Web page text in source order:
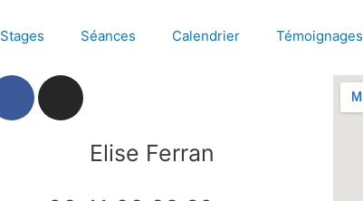
Stages Séances Calendrier Témoignages
F
I
Elise Ferran